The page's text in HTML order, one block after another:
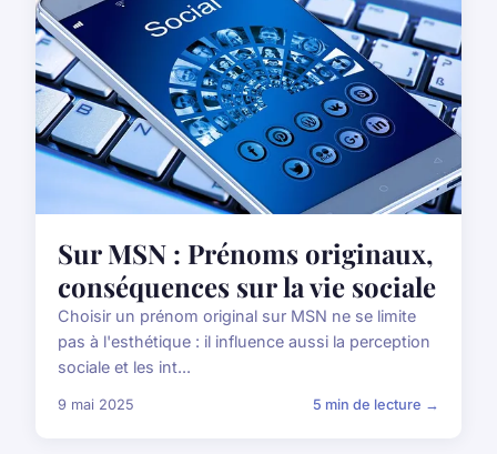
Sur MSN : Prénoms originaux,
conséquences sur la vie sociale
Choisir un prénom original sur MSN ne se limite
pas à l'esthétique : il influence aussi la perception
sociale et les int...
9 mai 2025 5 min de lecture →